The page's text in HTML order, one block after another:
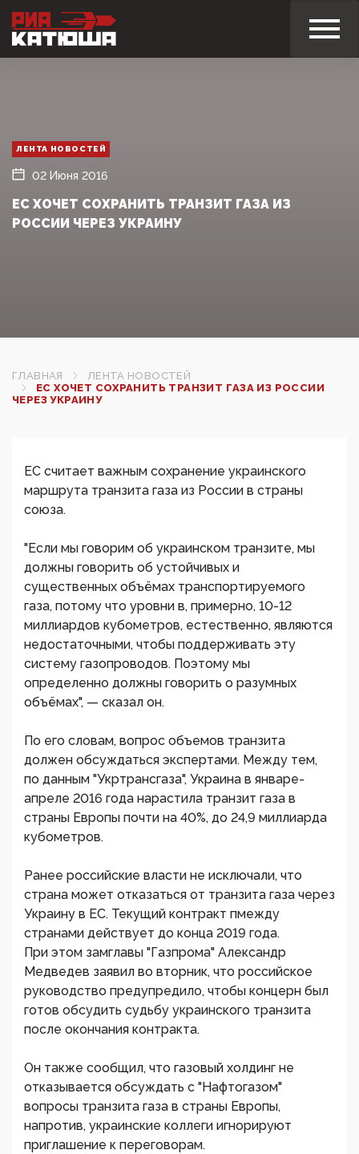
ЛЕНТА НОВОСТЕЙ
02 Июня 2016
ЕС ХОЧЕТ СОХРАНИТЬ ТРАНЗИТ ГАЗА ИЗ
РОССИИ ЧЕРЕЗ УКРАИНУ
ГЛАВНАЯ
ЛЕНТА НОВОСТЕЙ
ЕС ХОЧЕТ СОХРАНИТЬ ТРАНЗИТ ГАЗА ИЗ РОССИИ
ЧЕРЕЗ УКРАИНУ
ЕС считает важным сохранение украинского
маршрута транзита газа из России в страны
союза.
"Если мы говорим об украинском транзите, мы
должны говорить об устойчивых и
существенных объёмах транспортируемого
газа, потому что уровни в, примерно, 10-12
миллиардов кубометров, естественно, являются
недостаточными, чтобы поддерживать эту
систему газопроводов. Поэтому мы
определенно должны говорить о разумных
объёмах", — сказал он.
По его словам, вопрос объемов транзита
должен обсуждаться экспертами. Между тем,
по данным "Укртрансгаза", Украина в январе-
апреле 2016 года нарастила транзит газа в
страны Европы почти на 40%, до 24,9 миллиарда
кубометров.
Ранее российские власти не исключали, что
страна может отказаться от транзита газа через
Украину в ЕС. Текущий контракт пмежду
странами действует до конца 2019 года.
При этом замглавы "Газпрома" Александр
Медведев заявил во вторник, что российское
руководство предупредило, чтобы концерн был
готов обсудить судьбу украинского транзита
после окончания контракта.
Он также сообщил, что газовый холдинг не
отказывается обсуждать с "Нафтогазом"
вопросы транзита газа в страны Европы,
напротив, украинские коллеги игнорируют
приглашение к переговорам.